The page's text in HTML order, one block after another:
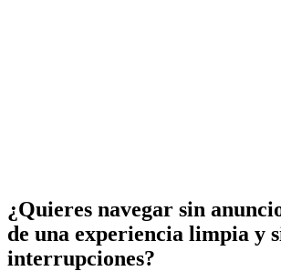
¿Quieres navegar sin
de una experiencia limpia y
interrupciones?